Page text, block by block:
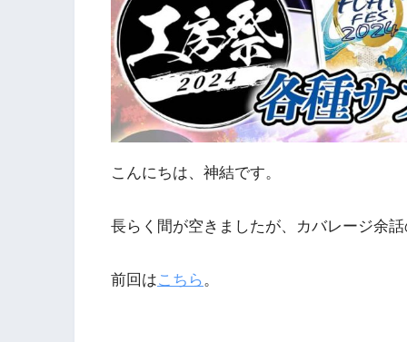
こんにちは、神結です。
長らく間が空きましたが、カバレージ余
前回はこちら 。